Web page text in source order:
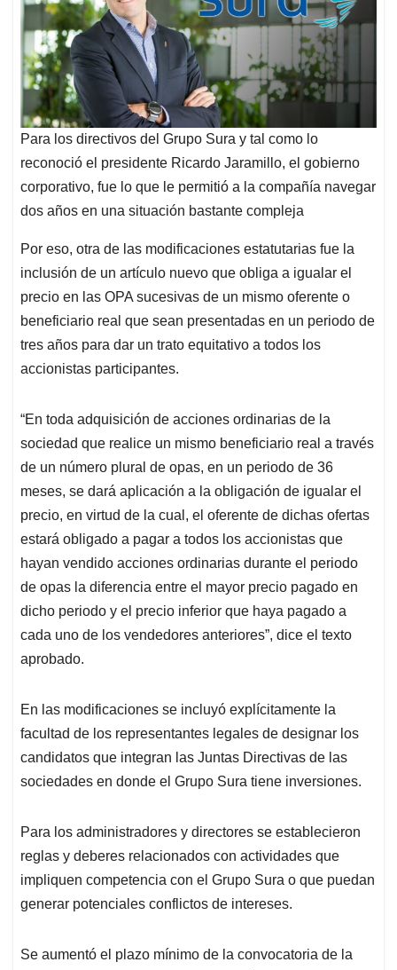
Para los directivos del Grupo Sura y tal como lo
reconoció el presidente Ricardo Jaramillo, el gobierno
corporativo, fue lo que le permitió a la compañía navegar
dos años en una situación bastante compleja
Por eso, otra de las modificaciones estatutarias fue la
inclusión de un artículo nuevo que obliga a igualar el
precio en las OPA sucesivas de un mismo oferente o
beneficiario real que sean presentadas en un periodo de
tres años para dar un trato equitativo a todos los
accionistas participantes.
“En toda adquisición de acciones ordinarias de la
sociedad que realice un mismo beneficiario real a través
de un número plural de opas, en un periodo de 36
meses, se dará aplicación a la obligación de igualar el
precio, en virtud de la cual, el oferente de dichas ofertas
estará obligado a pagar a todos los accionistas que
hayan vendido acciones ordinarias durante el periodo
de opas la diferencia entre el mayor precio pagado en
dicho periodo y el precio inferior que haya pagado a
cada uno de los vendedores anteriores”, dice el texto
aprobado.
En las modificaciones se incluyó explícitamente la
facultad de los representantes legales de designar los
candidatos que integran las Juntas Directivas de las
sociedades en donde el Grupo Sura tiene inversiones.
Para los administradores y directores se establecieron
reglas y deberes relacionados con actividades que
impliquen competencia con el Grupo Sura o que puedan
generar potenciales conflictos de intereses.
Se aumentó el plazo mínimo de la convocatoria de la